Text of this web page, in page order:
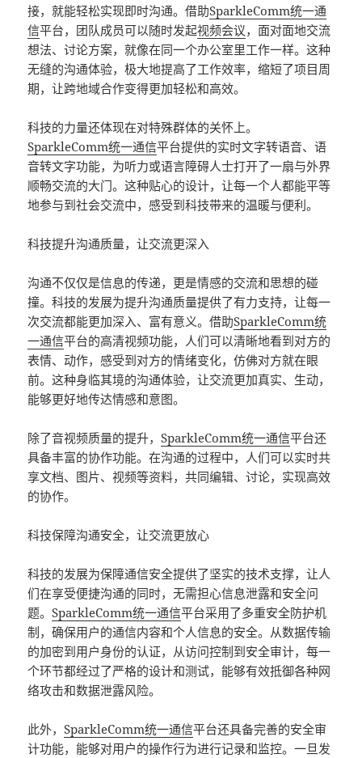
接，就能轻松实现即时沟通。借助SparkleComm统一通
信平台，团队成员可以随时发起视频会议，面对面地交流
想法、讨论方案，就像在同一个办公室里工作一样。这种
无缝的沟通体验，极大地提高了工作效率，缩短了项目周
期，让跨地域合作变得更加轻松和高效。
科技的力量还体现在对特殊群体的关怀上。
SparkleComm统一通信平台提供的实时文字转语音、语
音转文字功能，为听力或语言障碍人士打开了一扇与外界
顺畅交流的大门。这种贴心的设计，让每一个人都能平等
地参与到社会交流中，感受到科技带来的温暖与便利。
科技提升沟通质量，让交流更深入
沟通不仅仅是信息的传递，更是情感的交流和思想的碰
撞。科技的发展为提升沟通质量提供了有力支持，让每一
次交流都能更加深入、富有意义。借助SparkleComm统
一通信平台的高清视频功能，人们可以清晰地看到对方的
表情、动作，感受到对方的情绪变化，仿佛对方就在眼
前。这种身临其境的沟通体验，让交流更加真实、生动，
能够更好地传达情感和意图。
除了音视频质量的提升，SparkleComm统一通信平台还
具备丰富的协作功能。在沟通的过程中，人们可以实时共
享文档、图片、视频等资料，共同编辑、讨论，实现高效
的协作。
科技保障沟通安全，让交流更放心
科技的发展为保障通信安全提供了坚实的技术支撑，让人
们在享受便捷沟通的同时，无需担心信息泄露和安全问
题。SparkleComm统一通信平台采用了多重安全防护机
制，确保用户的通信内容和个人信息的安全。从数据传输
的加密到用户身份的认证，从访问控制到安全审计，每一
个环节都经过了严格的设计和测试，能够有效抵御各种网
络攻击和数据泄露风险。
此外，SparkleComm统一通信平台还具备完善的安全审
计功能，能够对用户的操作行为进行记录和监控。一旦发